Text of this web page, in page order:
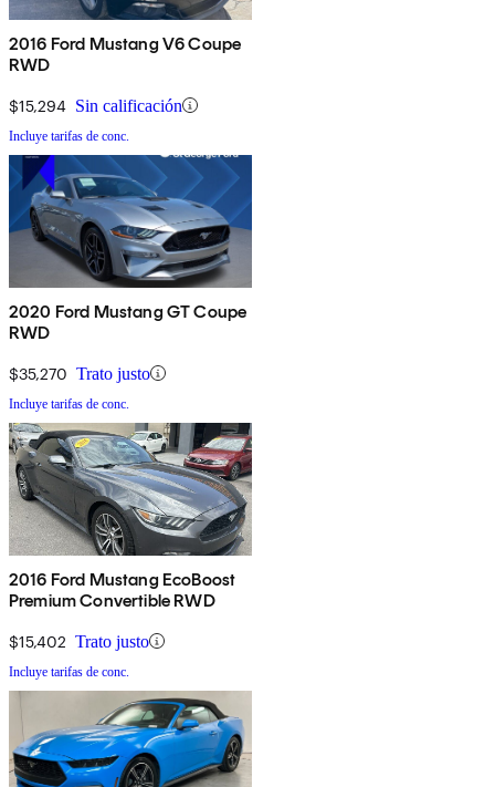
2016 Ford Mustang V6 Coupe
RWD
$15,294 Sin calificación
Incluye tarifas de conc.
2020 Ford Mustang GT Coupe
RWD
$35,270 Trato justo
Incluye tarifas de conc.
2016 Ford Mustang EcoBoost
Premium Convertible RWD
$15,402 Trato justo
Incluye tarifas de conc.